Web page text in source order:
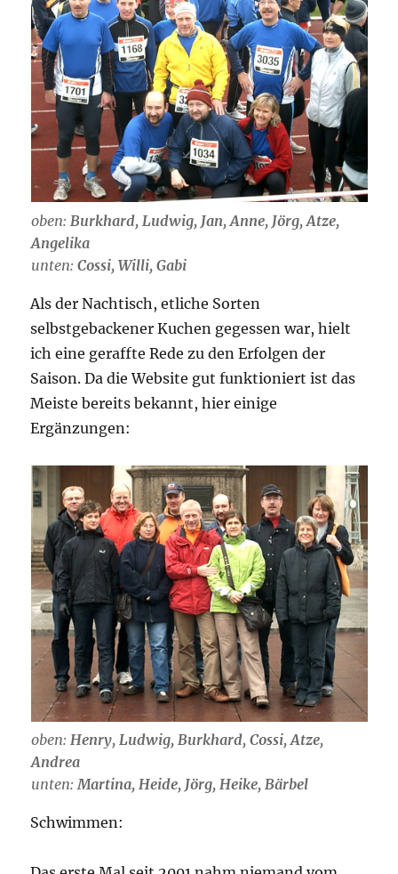
oben: Burkhard, Ludwig, Jan, Anne, Jörg, Atze,
Angelika
unten: Cossi, Willi, Gabi
Als der Nachtisch, etliche Sorten
selbstgebackener Kuchen gegessen war, hielt
ich eine geraffte Rede zu den Erfolgen der
Saison. Da die Website gut funktioniert ist das
Meiste bereits bekannt, hier einige
Ergänzungen:
oben: Henry, Ludwig, Burkhard, Cossi, Atze,
Andrea
unten: Martina, Heide, Jörg, Heike, Bärbel
Schwimmen: